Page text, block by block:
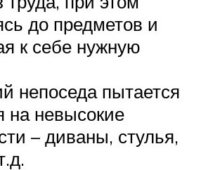
до предметов и
к себе нужную
непоседа пытается
на невысокие
– диваны, стулья,